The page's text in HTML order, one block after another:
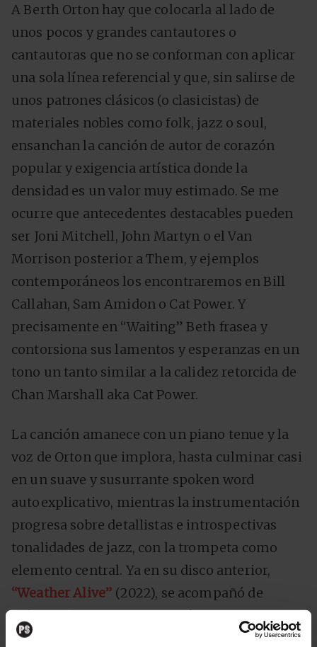
A Berth Orton hay que colocarla al lado de
unos pocos y grandes cantautores o
cantautoras que no se conforman con aplicar
una sola línea referencial y que, sin salirse de
unos patrones clásicos (o clasicistas) de
materiales nobles como folk, jazz o soul,
ensanchan la canción de autor de corazón
popular y exigencia artística donde la
densidad es un valor muy estimado. Se me
ocurre que antecedentes destacables pueden
ser Joni Mitchell, John Martyn o el Van
Morrison posterior a Them, y ejemplos
contemporáneos los encontraremos en Bill
Callahan, Sam Amidon o Cat Power. Y
precisamente en “Waiting” Beth frasea y
contorsiona sus lamentos y esperanzas en un
tono un tanto similar a la calidez retorcida de
Chan Marshall aka Cat Power.
La canción amanece con un piano tenue y la
voz de Orton que implora, hasta culminar casi
en un suave y susurrante spoken word
autoexplicativo, mientras la instrumentación
progresa sobre detallistas e introspectivas
tonalidades de jazz, con la trompeta como
elemento central. Ya en su disco anterior,
“Weather Alive” (2022), se acompañó de
músicos de jazz contemporáneo como
Alabaster DePlume, Shahzad Ismaily o Tom